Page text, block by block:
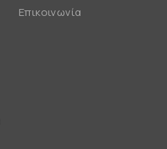
Επικοινωνία